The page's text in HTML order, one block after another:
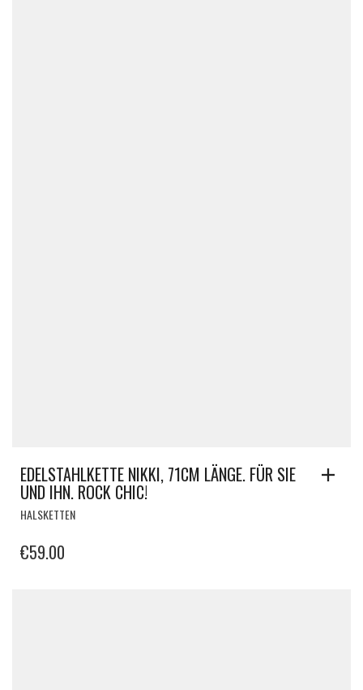
EDELSTAHLKETTE NIKKI, 71CM LÄNGE. FÜR SIE
UND IHN. ROCK CHIC!
HALSKETTEN
€59.00